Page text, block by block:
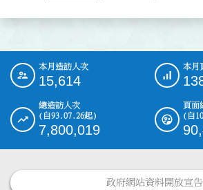
::: 本月造訪人次
15,614
本月
總造訪人次
(自93.07.26起)
7,800,019
頁面
(自
政府網站資料開放宣告